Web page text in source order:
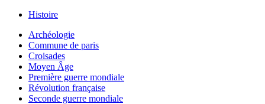
Histoire
Archéologie
Commune de paris
Croisades
Moyen Âge
Première guerre mondiale
Révolution française
Seconde guerre mondiale